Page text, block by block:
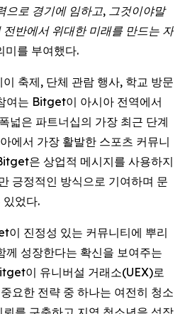
으로 경기에 임하고, 그것이야말
반에서 위대한 미래를 만드는 자
미를 부여했다.
축제, 단체 관람 행사, 학교 방문
여는 Bitget이 아시아 전역에서
넓은 파트너십의 가장 최근 단계
에서 가장 활발한 스포츠 커뮤니
은 상업적 메시지를 사용하지
긍정적인 방식으로 기여하며 문
있었다.
이 진정성 있는 커뮤니티에 뿌리
께 성장한다는 확신을 보여주는
이 유니버설 거래소(UEX)로
요한 전략 중 하나는 여전히 청소